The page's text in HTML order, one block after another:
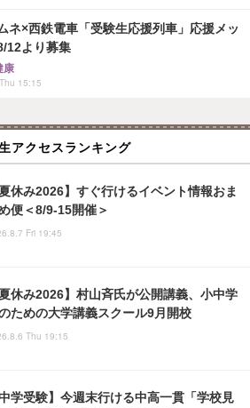
ネ×西鉄電車「受験生応援列車」応援メッ
12より募集
康
15:15
アクセスランキング
夏休み2026】すぐ行けるイベント情報おま
便＜8/9-15開催＞
Fri 19:45
夏休み2026】村山斉氏が公開講義、小中学
ための大学講義スクール9月開校
Thu 19:15
中学受験】今週末行ける中高一貫「学校見